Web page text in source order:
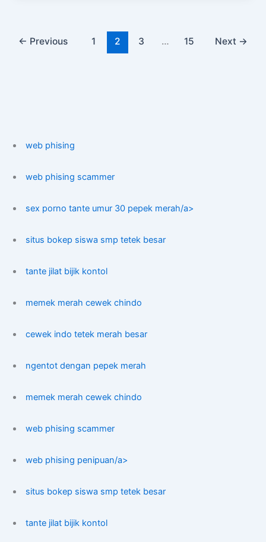
← Previous 1 2 3 … 15 Next →
web phising
web phising scammer
sex porno tante umur 30 pepek merah/a>
situs bokep siswa smp tetek besar
tante jilat bijik kontol
memek merah cewek chindo
cewek indo tetek merah besar
ngentot dengan pepek merah
memek merah cewek chindo
web phising scammer
web phising penipuan/a>
situs bokep siswa smp tetek besar
tante jilat bijik kontol